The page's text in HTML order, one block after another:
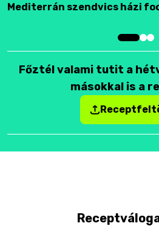
Mediterrán szendvics házi
Főztél valami tutit a
másokkal is a